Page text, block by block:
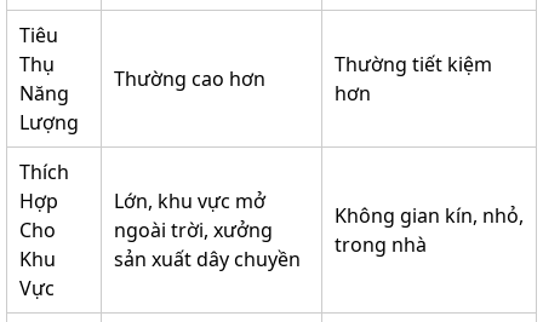
Tiêu
Thụ
Năng
Lượng
Thường cao hơn
Thường tiết kiệm
hơn
Thích
Hợp
Cho
Khu
Vực
Lớn, khu vực mở
ngoài trời, xưởng
sản xuất dây chuyền
Không gian kín, nhỏ,
trong nhà